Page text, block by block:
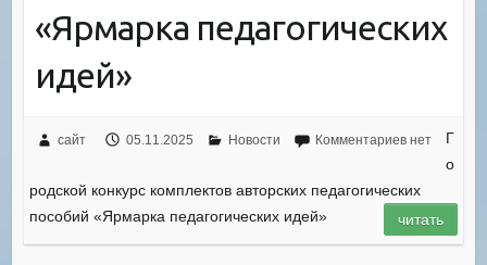
«Ярмарка педагогических
идей»
сайт 05.11.2025 Новости Комментариев нет
Г
о
родской конкурс комплектов авторских педагогических
пособий «Ярмарка педагогических идей»
читать